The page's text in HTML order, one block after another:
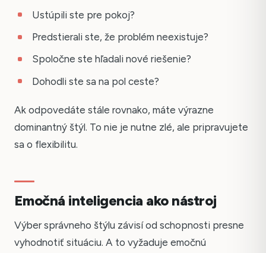
Ustúpili ste pre pokoj?
Predstierali ste, že problém neexistuje?
Spoločne ste hľadali nové riešenie?
Dohodli ste sa na pol ceste?
Ak odpovedáte stále rovnako, máte výrazne
dominantný štýl. To nie je nutne zlé, ale pripravujete
sa o flexibilitu.
Emočná inteligencia ako nástroj
Výber správneho štýlu závisí od schopnosti presne
vyhodnotiť situáciu. A to vyžaduje emočnú